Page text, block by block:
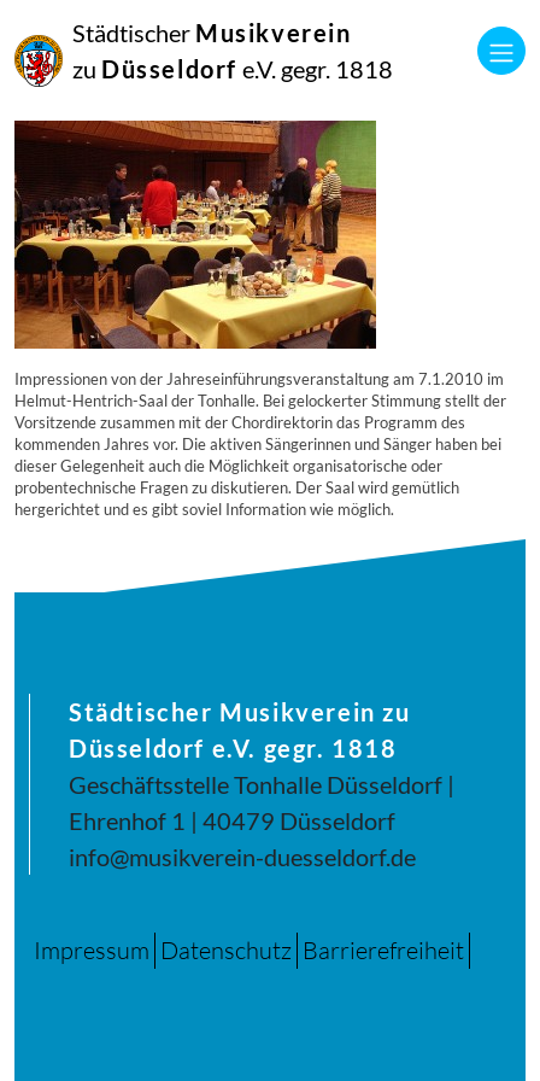
Städtischer Musikverein
zu Düsseldorf e.V. gegr. 1818
September
2014
Manfred Hill
Impressionen von der Jahreseinführungsveranstaltung am 7.1.2010 im
Helmut-Hentrich-Saal der Tonhalle. Bei gelockerter Stimmung stellt der
Vorsitzende zusammen mit der Chordirektorin das Programm des
kommenden Jahres vor. Die aktiven Sängerinnen und Sänger haben bei
dieser Gelegenheit auch die Möglichkeit organisatorische oder
probentechnische Fragen zu diskutieren. Der Saal wird gemütlich
hergerichtet und es gibt soviel Information wie möglich.
Städtischer Musikverein zu
Düsseldorf e.V. gegr. 1818
Geschäftsstelle Tonhalle Düsseldorf |
Ehrenhof 1 | 40479 Düsseldorf
info@musikverein-duesseldorf.de
Impressum Datenschutz Barrierefreiheit